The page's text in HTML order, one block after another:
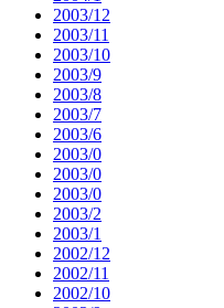
2003/12
2003/11
2003/10
2003/9
2003/8
2003/7
2003/6
2003/0
2003/0
2003/0
2003/2
2003/1
2002/12
2002/11
2002/10